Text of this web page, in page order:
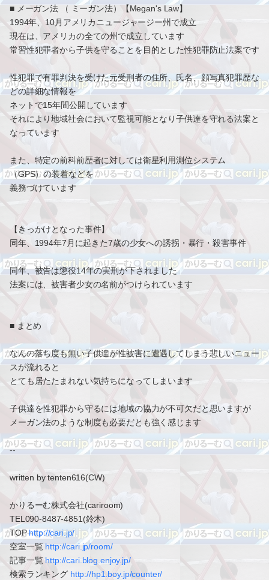
■ メーガン法 （ ミーガン法）【Megan's Law】
1994年、10月アメリカニュージャージー州で成立
現在は、アメリカの全ての州で成立しています
常習性犯罪者から子供を守ることを目的とした性犯罪防止法案です
性犯罪で有罪判決を受けた元受刑者の住所、氏名、顔写真犯罪歴な
どの詳細な情報を
ネットで15年間公開しています
それにより地域社会において監視可能となり子供達を守れる法案と
なっています
また、特定の前科前歴者に対しては衛星利用測位システム
（GPS）の装着などを
義務づけています
【きっかけとなった事件】
同年、1994年7月に起きた7歳の少女への誘拐・暴行・殺害事件
同年、被告は懲役14年の実刑が下されました
法案には、被害者少女の名前がつけられています
■ まとめ
なんの落ち度も無い子供達が性被害に遭遇してしまう悲しいニュー
スが流れると
とても居たたまれない気持ちになってしまいます
子供達を性犯罪から守るには地域の協力が不可欠だと思いますが
メーガン法のような制度も必要だとも強く感じます
--
written by tenten616(CW)
かりるーむ株式会社(cariroom)
TEL090-8487-4851(鈴木)
TOPhttp://cari.jp/
空室一覧 http://cari.jp/room/
記事一覧 http://cari.blog.enjoy.jp/
検索ランキング http://hp1.boy.jp/counter/